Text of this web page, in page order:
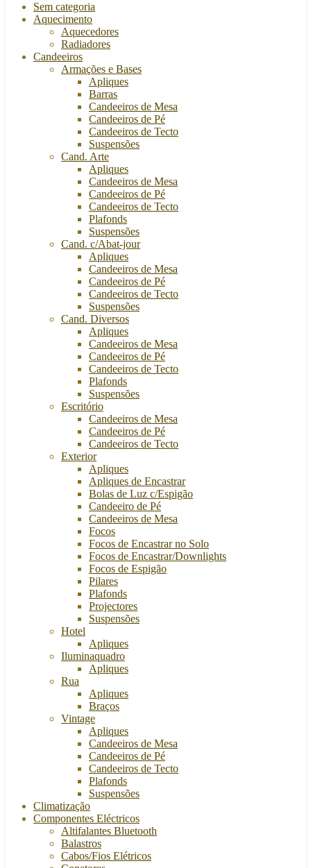
Sem categoria
Aquecimento
Aquecedores
Radiadores
Candeeiros
Armações e Bases
Apliques
Barras
Candeeiros de Mesa
Candeeiros de Pé
Candeeiros de Tecto
Suspensões
Cand. Arte
Apliques
Candeeiros de Mesa
Candeeiros de Pé
Candeeiros de Tecto
Plafonds
Suspensões
Cand. c/Abat-jour
Apliques
Candeeiros de Mesa
Candeeiros de Pé
Candeeiros de Tecto
Suspensões
Cand. Diversos
Apliques
Candeeiros de Mesa
Candeeiros de Pé
Candeeiros de Tecto
Plafonds
Suspensões
Escritório
Candeeiros de Mesa
Candeeiros de Pé
Candeeiros de Tecto
Exterior
Apliques
Apliques de Encastrar
Bolas de Luz c/Espigão
Candeeiro de Pé
Candeeiros de Mesa
Focos
Focos de Encastrar no Solo
Focos de Encastrar/Downlights
Focos de Espigão
Pilares
Plafonds
Projectores
Suspensões
Hotel
Apliques
Iluminaquadro
Apliques
Rua
Apliques
Braços
Vintage
Apliques
Candeeiros de Mesa
Candeeiros de Pé
Candeeiros de Tecto
Plafonds
Suspensões
Climatização
Componentes Eléctricos
Altifalantes Bluetooth
Balastros
Cabos/Fios Elétricos